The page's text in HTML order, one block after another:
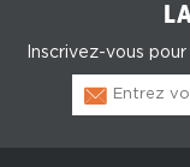
Inscrivez-vous